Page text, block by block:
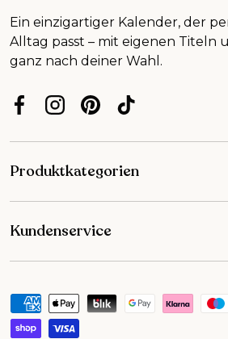
Ein einzigartiger Kalender, der
Alltag passt – mit eigenen Titeln
ganz nach deiner Wahl.
FacebookInstagram
PinterestTikTok
Produktkategorien
Kundenservice
Zahlungsmethoden